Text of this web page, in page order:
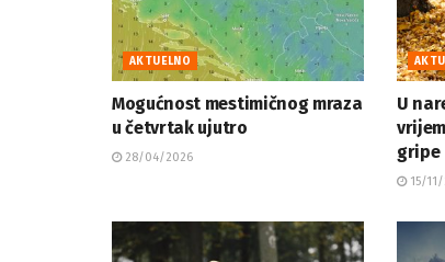
AKTUELNO
Mogućnost mestimičnog mraza
u četvrtak ujutro
28/04/2026
U
gripe
15/11/